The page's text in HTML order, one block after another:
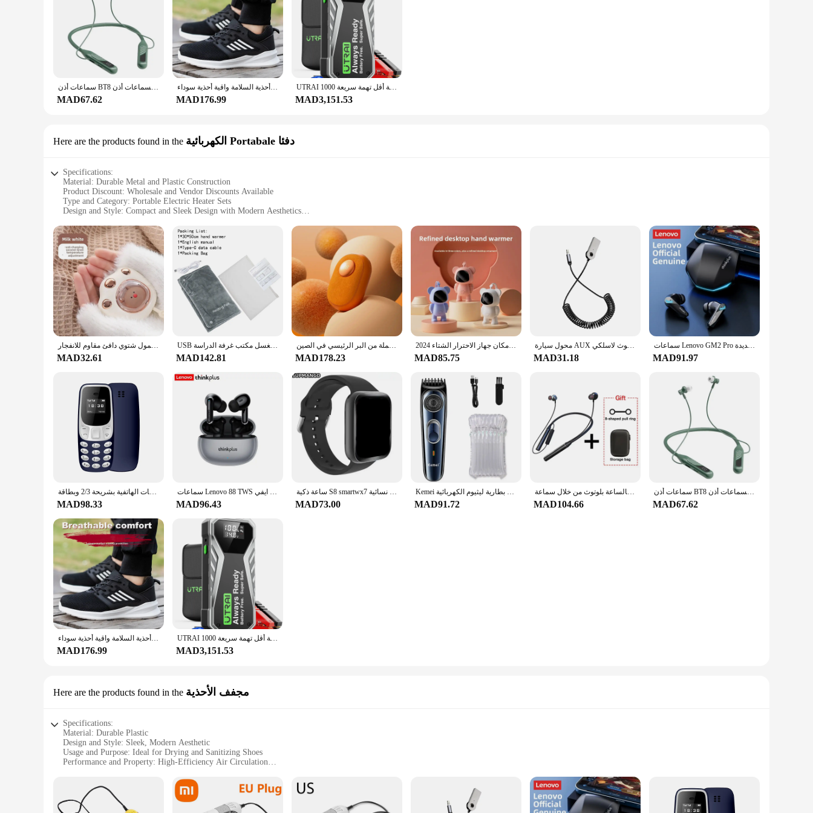
سماعات أذن BT8 في الهواء الطلق مع شحن بشاشة عرض تعمل باللمس سماعات أذن لسماعات أذن Muisc
MAD67.62
سلامة العمل أحذية الرجال خفيفة الوزن غير قابل للتدمير أحذية العمل الأمن الصلب تو أحذية السلامة واقية أحذية سوداء Size36-46
MAD176.99
UTRAI سوبر مكثف سيارة الانتقال كاتب سوبر آمنة بطارية أقل تهمة سريعة 1000A المحمولة لجهاز الطوارئ الداعم بدء
MAD3,151.53
Here are the products found in the الكهربائية Portabale دفئا
Specifications:
Material: Durable Metal and Plastic Construction
Product Discount: Wholesale and Vendor Discounts Available
Type and Category: Portable Electric Heater Sets
Design and Style: Compact and Sleek Design with Modern Aesthetics
Typical Adaptive Scenario: Perfect for Office Desks, Bedrooms, and Travel
Shape or Size or Weight or Quantity: Lightweight and Portable with Easy Storage
Performance and Property: Efficient Heating with Safe Operation
Features:
**Efficient Heating for Comfortable Spaces**
The دفيتات اجهزه الكهربائية Portable Electric Heater Sets are designed to provide efficient heating in small spaces. Whether you're looking to warm up your office desk or create a cozy atmosphere in
your bedroom, these compact heaters are the perfect solution. Their lightweight and portable design make them easy to move from room to room, ensuring that you can enjoy consistent warmth
wherever you go.
**Reliable and Safe Operation**
Safety is a top priority with these electric heater sets. The durable metal and plastic construction ensures a robust build that can withstand daily use. The modern aesthetics of the design blend
seamlessly with any decor, making it an unobtrusive addition to your space. The efficient heating performance is complemented by safe operation, so you can enjoy the warmth without worry.
The versatility of these heater sets is unmatched. They are not just for sale but also available for wholesale and vendor discounts, making them an excellent choice for businesses looking to stock up on
essential heating equipment. The compact size and lightweight design make them easy to store and transport, making them ideal for use in a variety of settings, from home to office to travel. The sets
are not just about heating; they are about providing comfort and convenience in a stylish and efficient package.
جهاز محمول شتوي دافئ مقاوم للانفجار USB صغير شحن مخلب القط جهاز تدفئة محمول حجم صغير للاستخدام في الهواء الطلق
MAD32.61
USB جهاز تدفئة القدمين التدفئة الكهربائية الأحذية قطعة أثرية جهاز الشتاء تبديد الباردة لينة المخملية قابل للغسل مكتب غرفة الدراسة
MAD142.81
جهاز تدفئة محمول قابل لإعادة الشحن ثلاثة في واحد جهاز تدفئة محمول من الفلانيل هدية تدليك بالجملة من البر الرئيسي في الصين
MAD178.23
2024 جديد ثنائي الجانب التدفئة المحمولة جهاز تدفئة محمول مقاوم للانفجار شاحن صغير محمول يأخذ في أي مكان جهاز الاحترار الشتاء
MAD85.75
محول سيارة AUX بلوتوث لاسلكي ، USB إلى من من ، Jack ، طقم كابل Dongle Handfree ، جهاز استقبال جهاز إرسال
MAD31.18
سماعات Lenovo GM2 Pro بلوتوث سماعة أذن لاسلكية داخل الأذن للألعاب بزمن استجابة منخفض سماعات موسيقى مزدوجة الوضع جديدة
MAD91.97
هاتف محمول صغير مزود بتقنية البلوتوث ومسجل صوت سحري منخفض للإشعاع مع إمكانية تسجيل المكالمات الهاتفية بشريحة 2/3 وبطاقة SIM وهاتف خلوي صغير غير مقفول GSM
MAD98.33
سماعات Lenovo 88 TWS الأصلية بالتحكم باللمس المزدوج باس الحد من الضوضاء ايفي
MAD96.43
ساعة ذكية S8 smartwx7 للرجال للاتصال الهاتفي بجهاز تعقب رياضي صحي ساعة نسائية X8
MAD73.00
Kemei اللاسلكي قابل للتعديل 1-10 مللي متر الشعر المتقلب للرجال الوجه اللحية المتقلب قابلة للشحن حافة الشعر المقص بطارية ليثيوم الكهربائية
MAD91.72
سماعات رأس لاسلكية على التحمل بالساعة بلوتوث من خلال سماعة Neckband سماعات أذن رياضية لطاقة TF
MAD104.66
سماعات أذن BT8 في الهواء الطلق مع شحن بشاشة عرض تعمل باللمس سماعات أذن لسماعات أذن Muisc
MAD67.62
سلامة العمل أحذية الرجال خفيفة الوزن غير قابل للتدمير أحذية العمل الأمن الصلب تو أحذية السلامة واقية أحذية سوداء Size36-46
MAD176.99
UTRAI سوبر مكثف سيارة الانتقال كاتب سوبر آمنة بطارية أقل تهمة سريعة 1000A المحمولة لجهاز الطوارئ الداعم بدء
MAD3,151.53
Here are the products found in the مجفف الأحذية
Specifications:
Material: Durable Plastic
Design and Style: Sleek, Modern Aesthetic
Usage and Purpose: Ideal for Drying and Sanitizing Shoes
Performance and Property: High-Efficiency Air Circulation
Quantity: Available in Sets for Wholesale and Vendor Supplies
Features:
**Efficient Shoe Drying and Sanitizing**